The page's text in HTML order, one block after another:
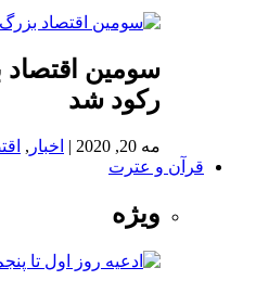
سومین
رکود شد
مه 20, 2020 | اخبار ,
قرآن و عترت
ویژه